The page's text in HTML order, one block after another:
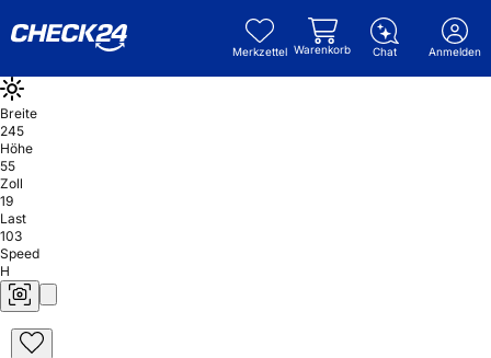
Merkzettel Warenkorb Chat Anmelden
Breite
245
Höhe
55
Zoll
19
Last
103
Speed
H